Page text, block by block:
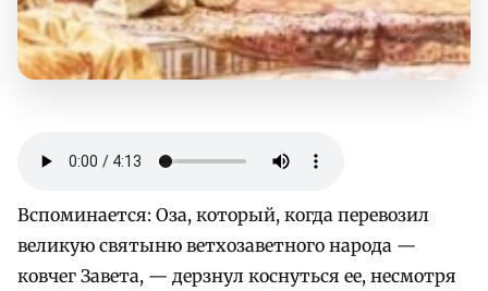
Вспоминается: Оза, который, когда перевозил
великую святыню ветхозаветного народа —
ковчег Завета, — дерзнул коснуться ее, несмотря